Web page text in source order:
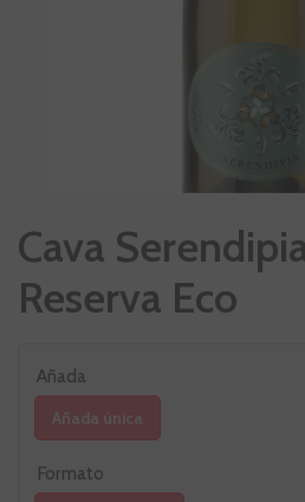
Cava
Reserva Eco
Añada
Añada única
Formato